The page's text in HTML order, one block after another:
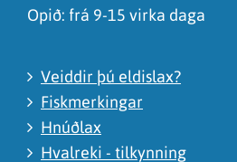
Opið: frá 9-15 virka daga
Veiddir þú eldislax?
Fiskmerkingar
Hnúðlax
Hvalreki - tilkynning